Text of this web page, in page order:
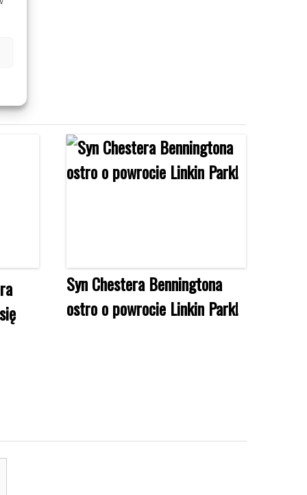
Syn Chestera Benningtona
ostro o powrocie Linkin Park!